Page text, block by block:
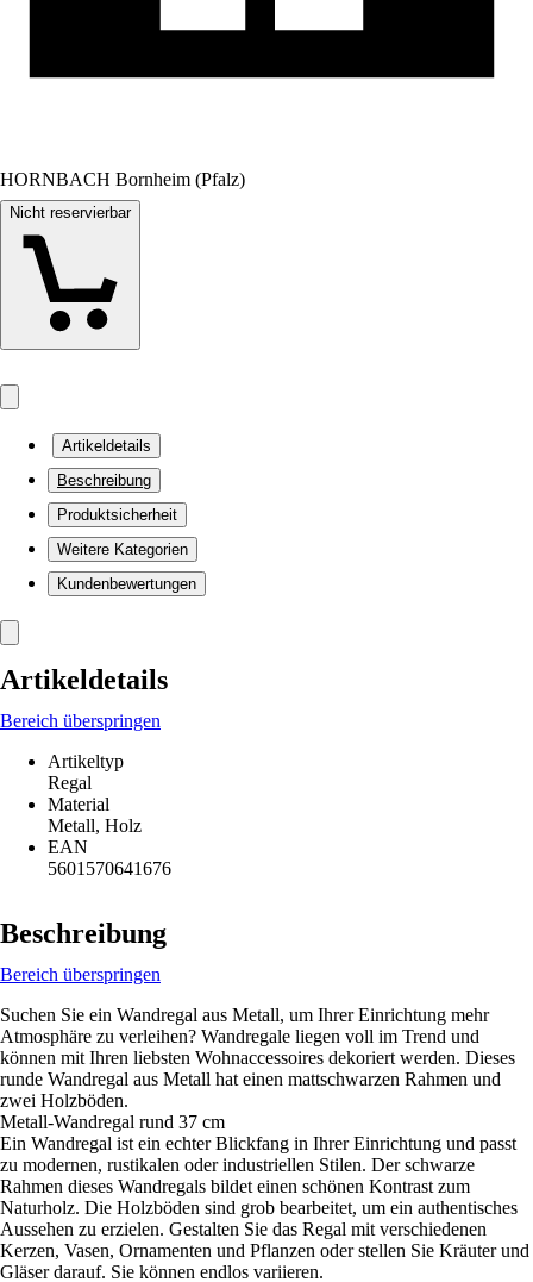
HORNBACH Bornheim (Pfalz)
Nicht reservierbar
Artikeldetails
Beschreibung
Produktsicherheit
Weitere Kategorien
Kundenbewertungen
Artikeldetails
Bereich überspringen
Artikeltyp
Regal
Material
Metall, Holz
EAN
5601570641676
Beschreibung
Bereich überspringen
Suchen Sie ein Wandregal aus Metall, um Ihrer Einrichtung mehr
Atmosphäre zu verleihen? Wandregale liegen voll im Trend und
können mit Ihren liebsten Wohnaccessoires dekoriert werden. Dieses
runde Wandregal aus Metall hat einen mattschwarzen Rahmen und
zwei Holzböden.
Metall-Wandregal rund 37 cm
Ein Wandregal ist ein echter Blickfang in Ihrer Einrichtung und passt
zu modernen, rustikalen oder industriellen Stilen. Der schwarze
Rahmen dieses Wandregals bildet einen schönen Kontrast zum
Naturholz. Die Holzböden sind grob bearbeitet, um ein authentisches
Aussehen zu erzielen. Gestalten Sie das Regal mit verschiedenen
Kerzen, Vasen, Ornamenten und Pflanzen oder stellen Sie Kräuter und
Gläser darauf. Sie können endlos variieren.